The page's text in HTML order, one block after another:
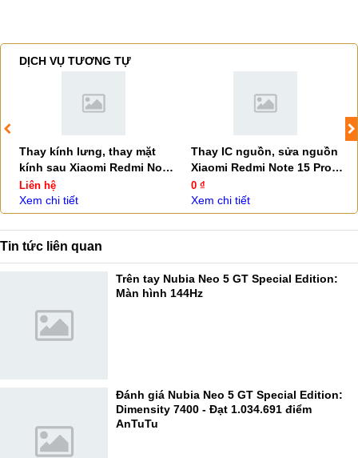
DỊCH VỤ TƯƠNG TỰ
Thay kính lưng, thay mặt
kính sau Xiaomi Redmi Note
15 Pro Plus
Liên hệ
Xem chi tiết
Thay IC nguồn, sửa nguồn
Xiaomi Redmi Note 15 Pro
Plus
0 ₫
Xem chi tiết
Tin tức liên quan
Trên tay Nubia Neo 5 GT Special Edition:
Màn hình 144Hz
Đánh giá Nubia Neo 5 GT Special Edition:
Dimensity 7400 - Đạt 1.034.691 điểm
AnTuTu